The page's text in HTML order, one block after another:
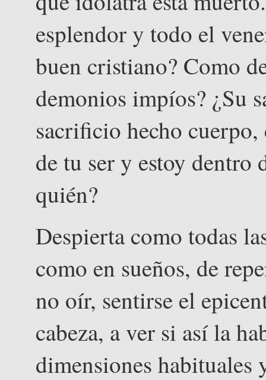
esplendor y todo el
buen cristiano? Como
demonios impíos? ¿Su
sacrificio hecho
de tu ser y estoy dentro
quién?
Despierta como todas
como en sueños, de
no oír, sentirse el
cabeza, a ver si así la
dimensiones habituales